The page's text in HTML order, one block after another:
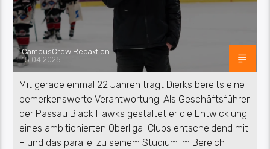
CampusCrew Redaktion
15.04.2025
Mit gerade einmal 22 Jahren trägt Dierks bereits eine
bemerkenswerte Verantwortung. Als Geschäftsführer
der Passau Black Hawks gestaltet er die Entwicklung
eines ambitionierten Oberliga-Clubs entscheidend mit
– und das parallel zu seinem Studium im Bereich